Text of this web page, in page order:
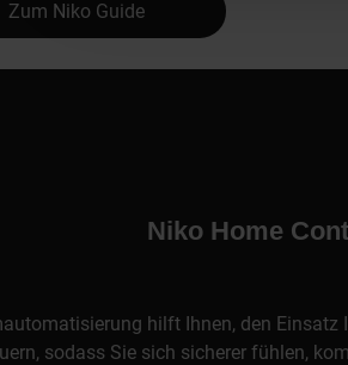
Zum Niko Guide
Niko Home
hilft Ihnen, den Einsatz
sodass Sie sich sicherer fühlen,